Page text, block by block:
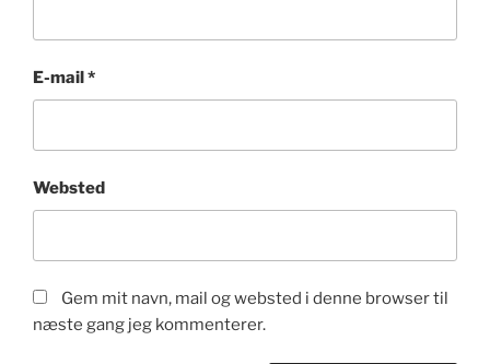
E-mail*
Websted
Gem mit navn, mail og websted i denne browser til
næste gang jeg kommenterer.